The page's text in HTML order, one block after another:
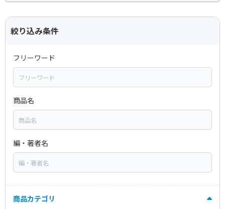
絞り込み条件
フリーワード
商品名
編・著者名
商品カテゴリ